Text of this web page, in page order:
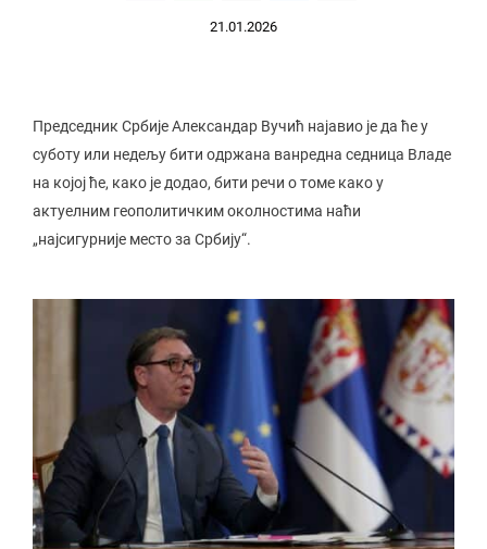
21.01.2026
Председник Србије Александар Вучић најавио је да ће у
суботу или недељу бити одржана ванредна седница Владе
на којој ће, како је додао, бити речи о томе како у
актуелним геополитичким околностима наћи
„најсигурније место за Србију“.